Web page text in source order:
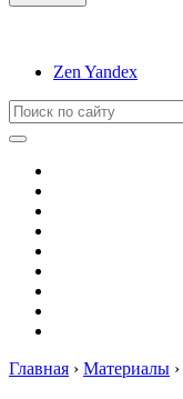
Zen Yandex
Главная › Материалы ›